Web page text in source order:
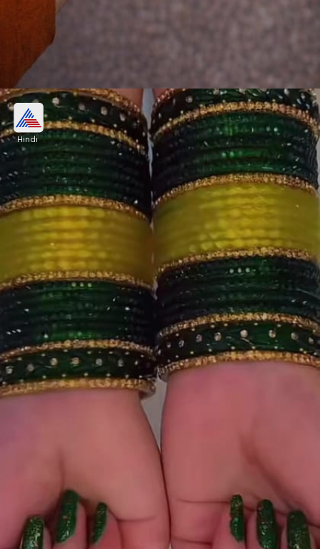
ग्लिटरी ग्रीन चूड़ी
कश्मीरी गोल्ड बैंगल्स के साथ ग्रीन चूड़ियों का यह कॉम्बिनेशन
बेहद शानदार लग रहा है। ग्रीन कांच की चूड़ियों पर किया गया
ग्लिटर वर्क इसकी खूबसूरती को और बढ़ा रहा है।
Image credits: pinterest
Hindi